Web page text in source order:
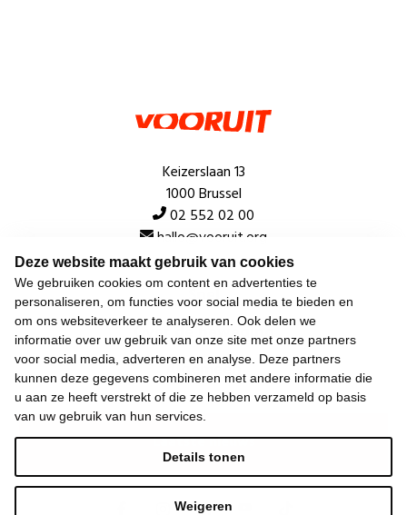
Deze website maakt gebruik van cookies
We gebruiken cookies om content en advertenties te
personaliseren, om functies voor social media te bieden en
om ons websiteverkeer te analyseren. Ook delen we
informatie over uw gebruik van onze site met onze partners
voor social media, adverteren en analyse. Deze partners
kunnen deze gegevens combineren met andere informatie die
u aan ze heeft verstrekt of die ze hebben verzameld op basis
van uw gebruik van hun services.
Weigeren
Details tonen
Keizerslaan 13
1000 Brussel
02 552 02 00
hallo@vooruit.org
Snel
Over de beweging
Algemeen
Laatste nieuws